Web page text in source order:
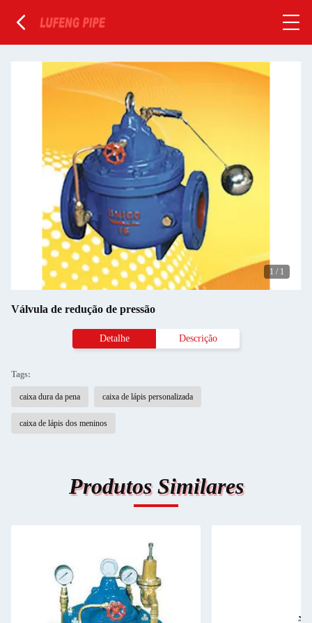
1 / 1
Válvula de redução de pressão
Detalhe Descrição
Tags:
caixa dura da pena caixa de lápis personalizada
caixa de lápis dos meninos
Produtos Similares